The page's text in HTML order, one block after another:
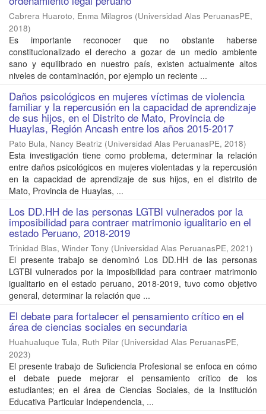
Cabrera Huaroto, Enma Milagros (Universidad Alas PeruanasPE,
2018)
Es importante reconocer que no obstante haberse
constitucionalizado el derecho a gozar de un medio ambiente
sano y equilibrado en nuestro país, existen actualmente altos
niveles de contaminación, por ejemplo un reciente ...
Daños psicológicos en mujeres víctimas de violencia
familiar y la repercusión en la capacidad de aprendizaje
de sus hijos, en el Distrito de Mato, Provincia de
Huaylas, Región Ancash entre los años 2015-2017
Pato Bula, Nancy Beatriz (Universidad Alas PeruanasPE, 2018)
Esta investigación tiene como problema, determinar la relación
entre daños psicológicos en mujeres violentadas y la repercusión
en la capacidad de aprendizaje de sus hijos, en el distrito de
Mato, Provincia de Huaylas, ...
Los DD.HH de las personas LGTBI vulnerados por la
imposibilidad para contraer matrimonio igualitario en el
estado Peruano, 2018-2019
Trinidad Blas, Winder Tony (Universidad Alas PeruanasPE, 2021)
El presente trabajo se denominó Los DD.HH de las personas
LGTBI vulnerados por la imposibilidad para contraer matrimonio
igualitario en el estado peruano, 2018-2019, tuvo como objetivo
general, determinar la relación que ...
El debate para fortalecer el pensamiento crítico en el
área de ciencias sociales en secundaria
Huahualuque Tula, Ruth Pilar (Universidad Alas PeruanasPE,
2023)
El presente trabajo de Suficiencia Profesional se enfoca en cómo
el debate puede mejorar el pensamiento crítico de los
estudiantes; en el área de Ciencias Sociales, de la Institución
Educativa Particular Independencia, ...